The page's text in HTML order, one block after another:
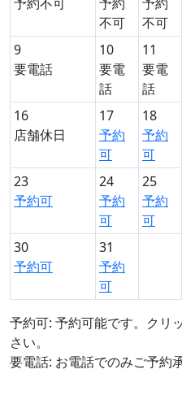
不可
不可
9
要電話
10
要電
話
11
要電
話
16
店舗休日
17
予約
可
18
予約
可
23
予約可
24
予約
可
25
予約
可
30
予約可
31
予約
可
予約可: 予約可能です。クリ
さい。
要電話: お電話でのみご予約